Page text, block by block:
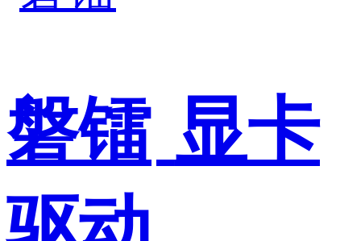
磐镭 显卡